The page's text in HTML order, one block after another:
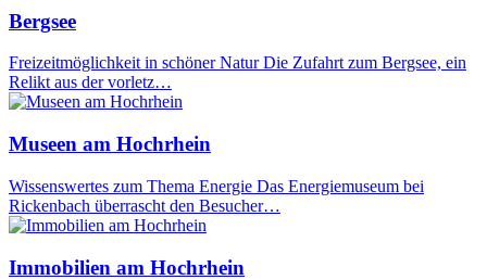
Bergsee
Freizeitmöglichkeit in schöner Natur Die Zufahrt zum Bergsee, ein
Relikt aus der vorletz…
Museen am Hochrhein
Wissenswertes zum Thema Energie Das Energiemuseum bei
Rickenbach überrascht den Besucher…
Immobilien am Hochrhein